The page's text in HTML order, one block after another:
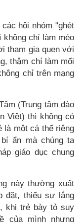
hội nhóm "ghét
chỉ làm méo
tham gia quen với
thậm chí làm mối
chỉ trên mạng
(Trung tâm đào
Việt) thì không có
là một cá thể riêng
ẩn mà chúng ta
giáo dục chung
này thường xuất
đặt, thiếu sự lắng
khi trẻ bày tỏ suy
của mình nhưng